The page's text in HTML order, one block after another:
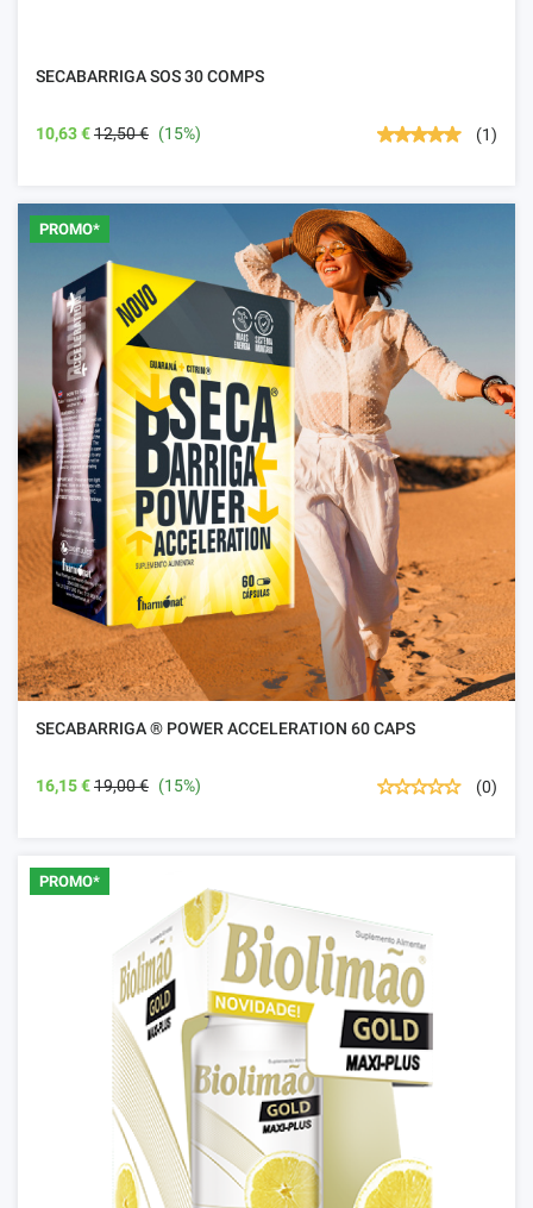
SECABARRIGA SOS 30 COMPS
10,63 €12,50 € (15%) (1)
PROMO*
SECABARRIGA ® POWER ACCELERATION 60 CAPS
16,15 €19,00 € (15%) (0)
PROMO*